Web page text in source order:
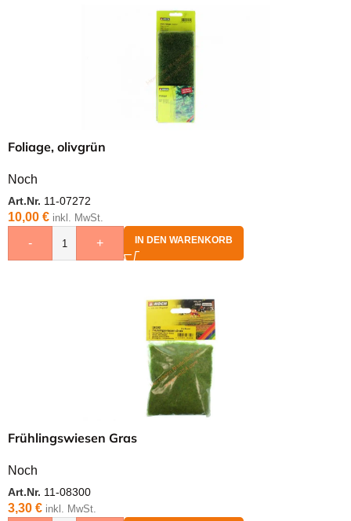
Foliage, olivgrün
Noch
Art.Nr. 11-07272
10,00 € inkl. MwSt.
- + IN DEN WARENKORB
Frühlingswiesen Gras
Noch
Art.Nr. 11-08300
3,30 € inkl. MwSt.